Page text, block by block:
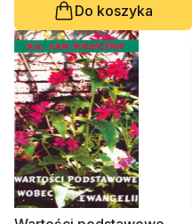
Do koszyka